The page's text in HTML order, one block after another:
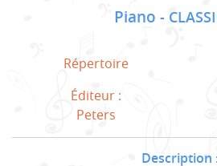
Piano
Répertoire
Éditeur :
Peters
Description